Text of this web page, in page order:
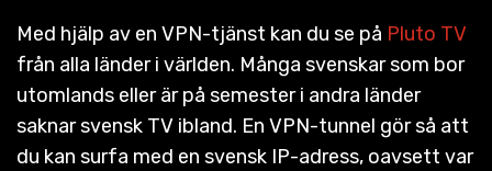
Med hjälp av en VPN-tjänst kan du se på Pluto TV
från alla länder i världen. Många svenskar som bor
utomlands eller är på semester i andra länder
saknar svensk TV ibland. En VPN-tunnel gör så att
du kan surfa med en svensk IP-adress, oavsett var